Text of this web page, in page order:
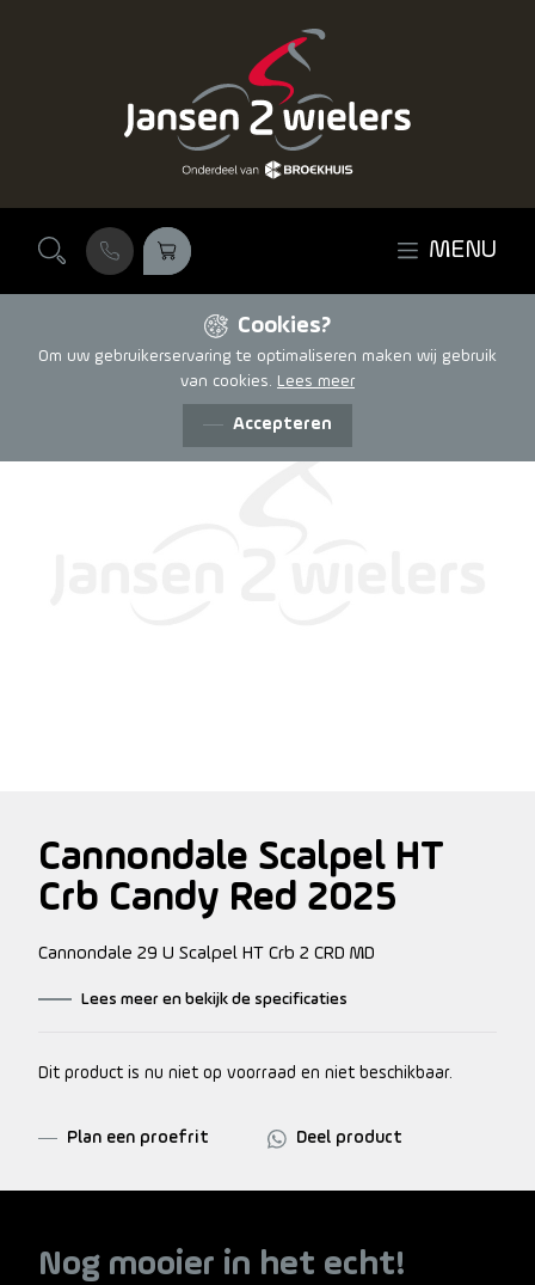
MENU
Cookies?
Om uw gebruikerservaring te optimaliseren maken wij gebruik
van cookies. Lees meer
Accepteren
Cannondale Scalpel HT
Crb Candy Red 2025
Cannondale 29 U Scalpel HT Crb 2 CRD MD
Lees meer en bekijk de specificaties
Dit product is nu niet op voorraad en niet beschikbaar.
Plan een proefrit Deel product
Nog mooier in het echt!